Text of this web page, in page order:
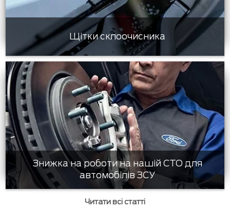
Щітки склоочисника
Знижка на роботи на нашій СТО для
автомобілів ЗСУ
Читати всі статті